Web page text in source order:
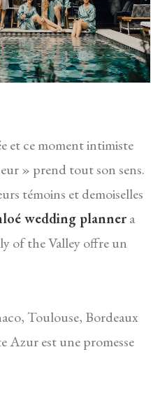
et ce moment intimiste
» prend tout son sens.
témoins et demoiselles
wedding plannera
of the Valley offre un
Toulouse, Bordeaux
Azur est une promesse